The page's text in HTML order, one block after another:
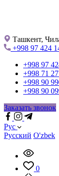
Ташкент,
+998 97 424
+998 97
+998 71
+998 90
+998 90
Заказать звонок
Рус
Русский O'zbek
0